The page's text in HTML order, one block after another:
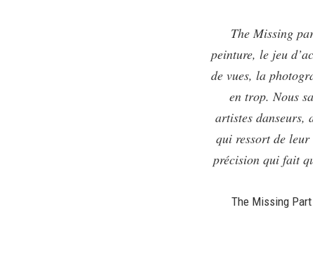
The Missing
peinture, le jeu
de vues, la
en trop. Nous
artistes danseurs,
qui ressort de leur
précision qui fait
The Missing